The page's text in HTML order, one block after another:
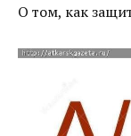
О том, как